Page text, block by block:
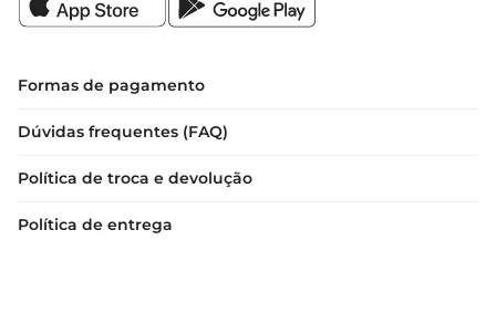
Formas de pagamento
Dúvidas frequentes (FAQ)
Política de troca e devolução
Política de entrega